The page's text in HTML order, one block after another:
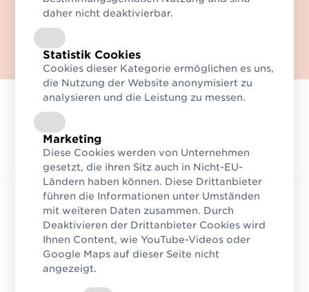
Haben Sie Fragen? Dann
kontaktieren Sie uns gerne!
Zum Kontaktformular
daher nicht deaktivierbar.
Statistik Cookies
Cookies dieser Kategorie ermöglichen es uns,
die Nutzung der Website anonymisiert zu
analysieren und die Leistung zu messen.
Marketing
Diese Cookies werden von Unternehmen
gesetzt, die ihren Sitz auch in Nicht-EU-
Ländern haben können. Diese Drittanbieter
führen die Informationen unter Umständen
mit weiteren Daten zusammen. Durch
Deaktivieren der Drittanbieter Cookies wird
Ihnen Content, wie YouTube-Videos oder
Google Maps auf dieser Seite nicht
angezeigt.